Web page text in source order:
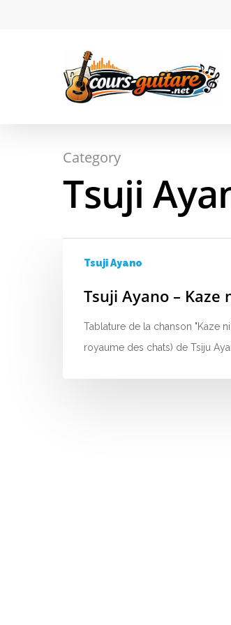
Category
Tsuji
Tsuji Ayano
Tsuji Ayano – Kaze
Tablature de la chanson "Kaze
royaume des chats) de Tsiju